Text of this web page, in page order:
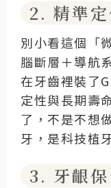
2. 精準
別小看這個「
腦斷層＋導航
在牙齒裡裝了
定性與長期壽
了，不是不想
牙，是科技植
3. 牙齦